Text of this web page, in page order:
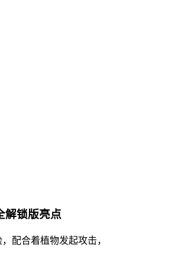
解锁版亮点
配合着植物发起攻击，